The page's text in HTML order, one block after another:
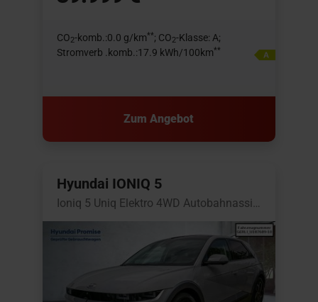
CO2-komb.:0.0 g/km**; CO2-Klasse: A;
Stromverb .komb.:17.9 kWh/100km**
Zum Angebot
Hyundai IONIQ 5
Ioniq 5 Uniq Elektro 4WD Autobahnassistent